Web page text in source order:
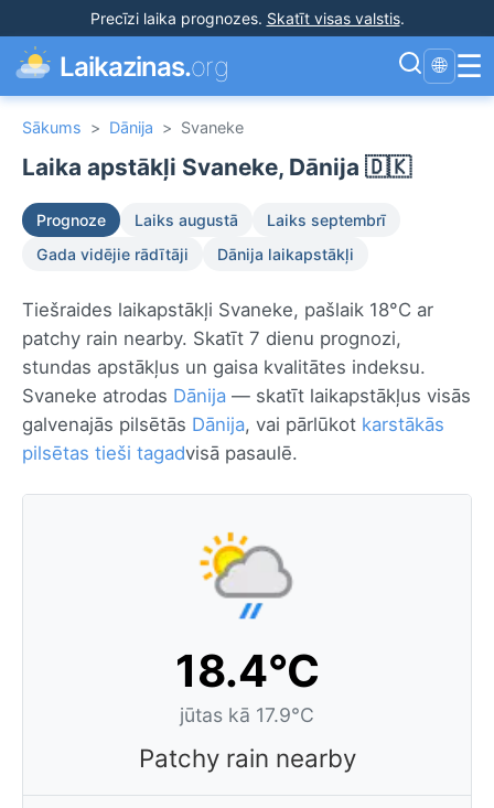
Precīzi laika prognozes. Skatīt visas valstis.
Laikazinas.org 🌐 ☰
Sākums > Dānija > Svaneke
Laika apstākļi Svaneke, Dānija 🇩🇰
Prognoze Laiks augustā
Laiks septembrī
Gada vidējie rādītāji
Dānija laikapstākļi
Tiešraides laikapstākļi Svaneke, pašlaik 18°C ar
patchy rain nearby. Skatīt 7 dienu prognozi,
stundas apstākļus un gaisa kvalitātes indeksu.
Svaneke atrodas Dānija — skatīt laikapstākļus visās
galvenajās pilsētās Dānija, vai pārlūkot karstākās
pilsētas tieši tagadvisā pasaulē.
18.4°C
jūtas kā 17.9°C
Patchy rain nearby